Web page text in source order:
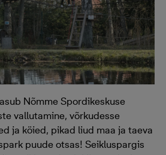
Nõmme Spordikeskuse
vallutamine, võrkudesse
ja köied, pikad liud maa ja taeva
puude otsas! Seikluspargis